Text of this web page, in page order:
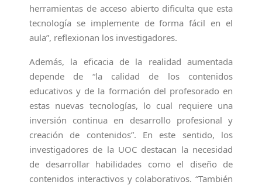
herramientas de acceso abierto dificulta que esta
tecnología se implemente de forma fácil en el
aula”, reflexionan los investigadores.
Además, la eficacia de la realidad aumentada
depende de “la calidad de los contenidos
educativos y de la formación del profesorado en
estas nuevas tecnologías, lo cual requiere una
inversión continua en desarrollo profesional y
creación de contenidos”. En este sentido, los
investigadores de la UOC destacan la necesidad
de desarrollar habilidades como el diseño de
contenidos interactivos y colaborativos. “También